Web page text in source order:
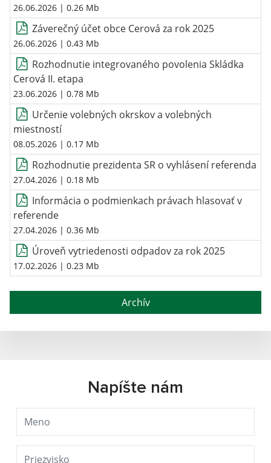
26.06.2026 | 0.26 Mb
Záverečný účet obce Cerová za rok 2025
26.06.2026 | 0.43 Mb
Rozhodnutie integrovaného povolenia Skládka
Cerová II. etapa
23.06.2026 | 0.78 Mb
Určenie volebných okrskov a volebných
miestností
08.05.2026 | 0.17 Mb
Rozhodnutie prezidenta SR o vyhlásení referenda
27.04.2026 | 0.18 Mb
Informácia o podmienkach právach hlasovať v
referende
27.04.2026 | 0.36 Mb
Úroveň vytriedenosti odpadov za rok 2025
17.02.2026 | 0.23 Mb
Archív
Napíšte nám